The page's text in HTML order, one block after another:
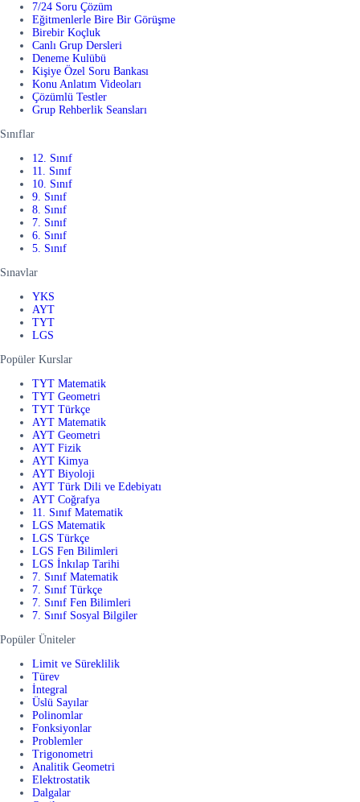
7/24 Soru Çözüm
Eğitmenlerle Bire Bir Görüşme
Birebir Koçluk
Canlı Grup Dersleri
Deneme Kulübü
Kişiye Özel Soru Bankası
Konu Anlatım Videoları
Çözümlü Testler
Grup Rehberlik Seansları
Sınıflar
12. Sınıf
11. Sınıf
10. Sınıf
9. Sınıf
8. Sınıf
7. Sınıf
6. Sınıf
5. Sınıf
Sınavlar
YKS
AYT
TYT
LGS
Popüler Kurslar
TYT Matematik
TYT Geometri
TYT Türkçe
AYT Matematik
AYT Geometri
AYT Fizik
AYT Kimya
AYT Biyoloji
AYT Türk Dili ve Edebiyatı
AYT Coğrafya
11. Sınıf Matematik
LGS Matematik
LGS Türkçe
LGS Fen Bilimleri
LGS İnkılap Tarihi
7. Sınıf Matematik
7. Sınıf Türkçe
7. Sınıf Fen Bilimleri
7. Sınıf Sosyal Bilgiler
Popüler Üniteler
Limit ve Süreklilik
Türev
İntegral
Üslü Sayılar
Polinomlar
Fonksiyonlar
Problemler
Trigonometri
Analitik Geometri
Elektrostatik
Dalgalar